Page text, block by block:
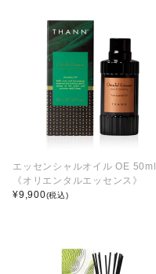
エッセンシャルオイル OE 50ml
《オリエンタルエッセンス》
¥9,900(税込)